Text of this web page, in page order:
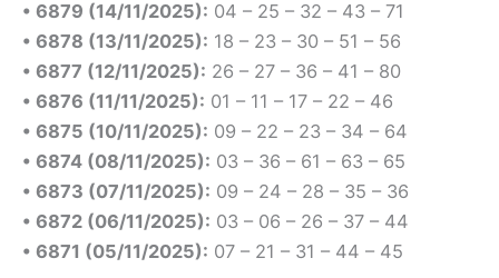
• 6879 (14/11/2025): 04 – 25 – 32 – 43 – 71
• 6878 (13/11/2025): 18 – 23 – 30 – 51 – 56
• 6877 (12/11/2025): 26 – 27 – 36 – 41 – 80
• 6876 (11/11/2025): 01 – 11 – 17 – 22 – 46
• 6875 (10/11/2025): 09 – 22 – 23 – 34 – 64
• 6874 (08/11/2025): 03 – 36 – 61 – 63 – 65
• 6873 (07/11/2025): 09 – 24 – 28 – 35 – 36
• 6872 (06/11/2025): 03 – 06 – 26 – 37 – 44
• 6871 (05/11/2025): 07 – 21 – 31 – 44 – 45